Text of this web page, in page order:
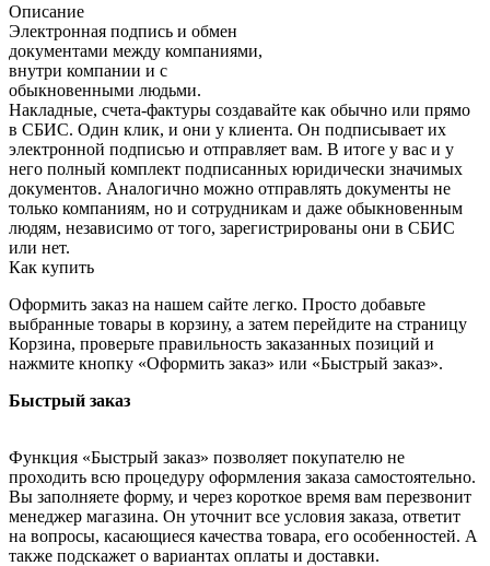
Описание
Электронная подпись и обмен
документами между компаниями,
внутри компании и c
обыкновенными людьми.
Накладные, счета-фактуры создавайте как обычно или прямо
в СБИС. Один клик, и они у клиента. Он подписывает их
электронной подписью и отправляет вам. В итоге у вас и у
него полный комплект подписанных юридически значимых
документов. Аналогично можно отправлять документы не
только компаниям, но и сотрудникам и даже обыкновенным
людям, независимо от того, зарегистрированы они в СБИС
или нет.
Как купить
Оформить заказ на нашем сайте легко. Просто добавьте
выбранные товары в корзину, а затем перейдите на страницу
Корзина, проверьте правильность заказанных позиций и
нажмите кнопку «Оформить заказ» или «Быстрый заказ».
Быстрый заказ
Функция «Быстрый заказ» позволяет покупателю не
проходить всю процедуру оформления заказа самостоятельно.
Вы заполняете форму, и через короткое время вам перезвонит
менеджер магазина. Он уточнит все условия заказа, ответит
на вопросы, касающиеся качества товара, его особенностей. А
также подскажет о вариантах оплаты и доставки.